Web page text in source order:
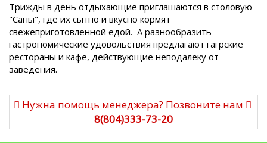
Трижды в день отдыхающие приглашаются в столовую
"Саны", где их сытно и вкусно кормят
свежеприготовленной едой. А разнообразить
гастрономические удовольствия предлагают гагрские
рестораны и кафе, действующие неподалеку от
заведения.
Нужна помощь менеджера? Позвоните нам
8(804)333-73-20